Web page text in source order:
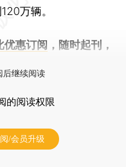
万辆。
优惠订阅 ，随时起刊，
后继续阅读
的阅读权限
/会员升级